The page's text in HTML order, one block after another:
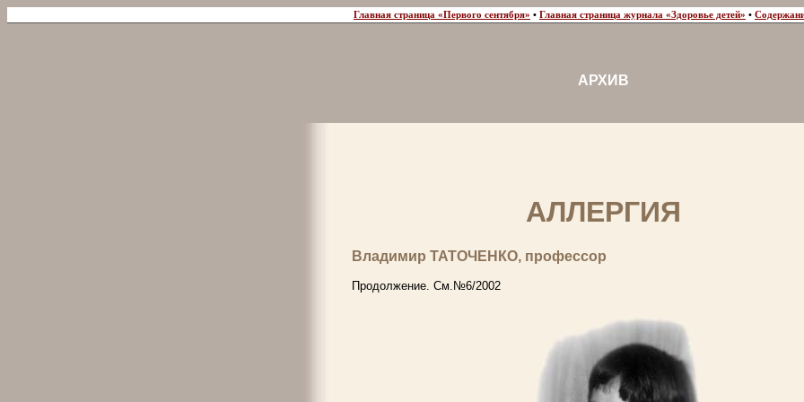
Главная страница «Первого сентября» • Главная страница журнала «Здоровье детей» •
АРХИВ
АЛЛЕРГИЯ
Владимир ТАТОЧЕНКО, профессор
Продолжение. См.№6/2002